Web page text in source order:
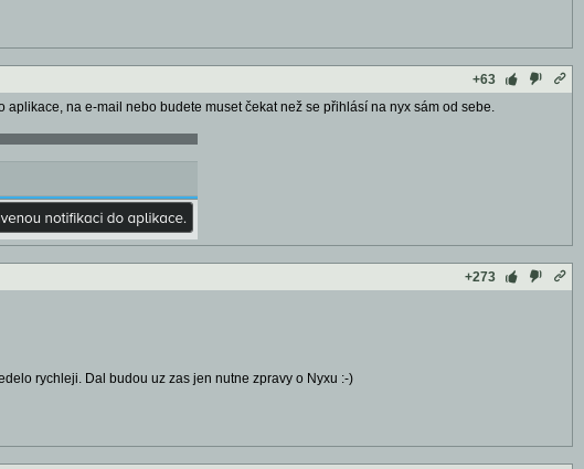
+63
na e-mail nebo budete muset čekat než se přihlásí na nyx sám od sebe.
+273
rychleji. Dal budou uz zas jen nutne zpravy o Nyxu :-)